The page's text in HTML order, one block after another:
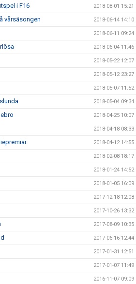
i F16 2018-08-01 15:21
vårsäsongen 2018-06-14 14:10
2018-06-11 09:24
2018-06-04 11:46
2018-05-22 12:07
2018-05-12 23:27
2018-05-07 11:52
2018-05-04 09:34
2018-04-25 10:07
2018-04-18 08:33
2018-04-12 14:55
2018-02-08 18:17
2018-01-24 14:52
2018-01-05 16:09
2017-12-18 12:08
2017-10-26 13:32
2017-08-09 10:35
2017-06-16 12:44
2017-01-31 12:51
2017-01-07 11:49
2016-11-07 09:09